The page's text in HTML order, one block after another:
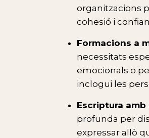
organitzacions
cohesió i
Formacions a
necessitats
emocionals o
inclogui les
Escriptura amb
profunda per
expressar allò